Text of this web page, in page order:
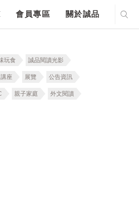
會員專區 關於誠品
玩食 誠品閱讀光影
講座 展覽 公告資訊
親子家庭 外文閱讀